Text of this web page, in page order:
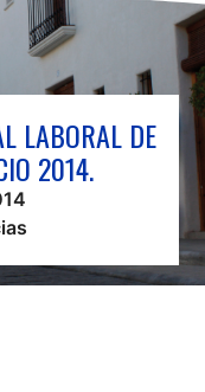
LABORAL DE
2014.